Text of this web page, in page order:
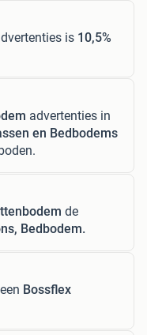
is 10,5%
advertenties in
en Bedbodems
de
Bedbodem.
Bossflex